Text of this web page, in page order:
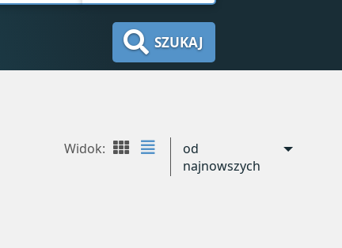
SZUKAJ
Widok:
od
najnowszych